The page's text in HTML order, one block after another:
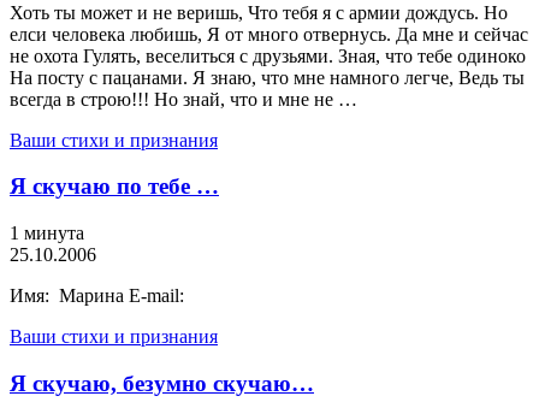
Хоть ты может и не веришь, Что тебя я с армии дождусь. Но
елси человека любишь, Я от много отвернусь. Да мне и сейчас
не охота Гулять, веселиться с друзьями. Зная, что тебе одиноко
На посту с пацанами. Я знаю, что мне намного легче, Ведь ты
всегда в строю!!! Но знай, что и мне не …
Ваши стихи и признания
Я скучаю по тебе …
1 минута
25.10.2006
Имя: Марина E-mail:
Ваши стихи и признания
Я скучаю, безумно скучаю…